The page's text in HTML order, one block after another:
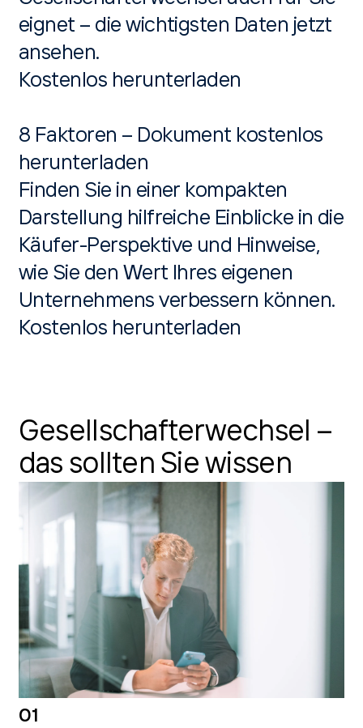
eignet – die wichtigsten Daten jetzt
ansehen.
Kostenlos herunterladen
8 Faktoren – Dokument kostenlos
herunterladen
Finden Sie in einer kompakten
Darstellung hilfreiche Einblicke in die
Käufer-Perspektive und Hinweise,
wie Sie den Wert Ihres eigenen
Unternehmens verbessern können.
Kostenlos herunterladen
Gesellschafter­wechsel –
das sollten Sie wissen
01